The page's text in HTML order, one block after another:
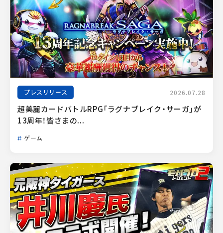
プレスリリース 2026.07.28
超美麗カードバトルRPG「ラグナブレイク・サーガ」が
13周年！皆さまの...
ゲーム